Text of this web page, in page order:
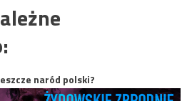
naród polski?